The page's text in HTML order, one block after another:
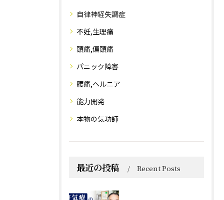
自律神経失調症
不妊,生理痛
頭痛,偏頭痛
パニック障害
腰痛,ヘルニア
能力開発
本物の気功師
最近の投稿 Recent Posts